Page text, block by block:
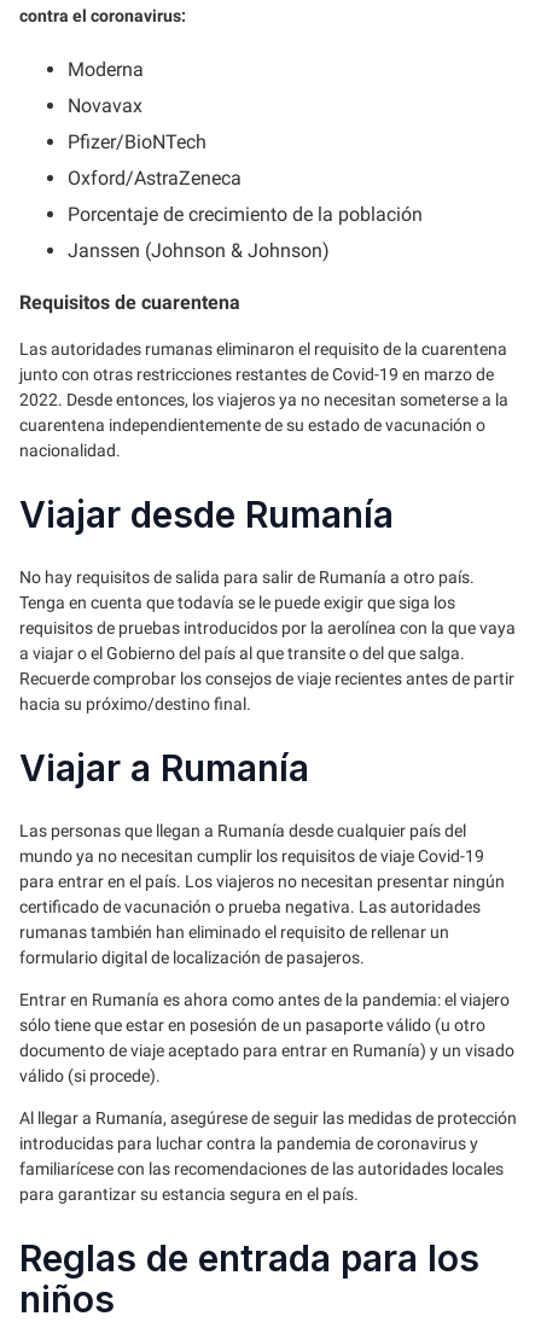
contra el coronavirus:
Moderna
Novavax
Pfizer/BioNTech
Oxford/AstraZeneca
Porcentaje de crecimiento de la población
Janssen (Johnson & Johnson)
Requisitos de cuarentena
Las autoridades rumanas eliminaron el requisito de la cuarentena
junto con otras restricciones restantes de Covid-19 en marzo de
2022. Desde entonces, los viajeros ya no necesitan someterse a la
cuarentena independientemente de su estado de vacunación o
nacionalidad.
Viajar desde Rumanía
No hay requisitos de salida para salir de Rumanía a otro país.
Tenga en cuenta que todavía se le puede exigir que siga los
requisitos de pruebas introducidos por la aerolínea con la que vaya
a viajar o el Gobierno del país al que transite o del que salga.
Recuerde comprobar los consejos de viaje recientes antes de partir
hacia su próximo/destino final.
Viajar a Rumanía
Las personas que llegan a Rumanía desde cualquier país del
mundo ya no necesitan cumplir los requisitos de viaje Covid-19
para entrar en el país. Los viajeros no necesitan presentar ningún
certificado de vacunación o prueba negativa. Las autoridades
rumanas también han eliminado el requisito de rellenar un
formulario digital de localización de pasajeros.
Entrar en Rumanía es ahora como antes de la pandemia: el viajero
sólo tiene que estar en posesión de un pasaporte válido (u otro
documento de viaje aceptado para entrar en Rumanía) y un visado
válido (si procede).
Al llegar a Rumanía, asegúrese de seguir las medidas de protección
introducidas para luchar contra la pandemia de coronavirus y
familiarícese con las recomendaciones de las autoridades locales
para garantizar su estancia segura en el país.
Reglas de entrada para los
niños